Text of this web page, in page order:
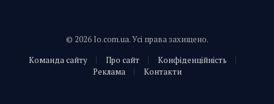
© 2026 Io.com.ua. Усі права захищено.
Команда сайту
Про сайт
Конфіденційність
Реклама
Контакти